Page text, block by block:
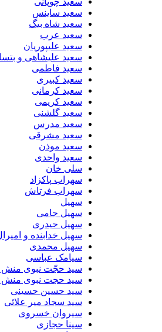
سعید ساینس
سعید شاه بیگ
سعید عرب
سعید علیپوریان
سعید علیشاهی و بتسابه
سعید فاطمی
سعید کبیری
سعید کرمانی
سعید کریمی
سعید گلشنی
سعید مدرس
سعید مشرقی
سعید موذن
سعید واحدی
سلی خان
سهراب پاکزاد
سهراب فرتاش
سهیل جامی
سهیل حیدری
سهیل خدابنده و امیرال و طرفه
سهیل محمدی
سیامک عباسی
سید حجّت نبوی منش «کاوه»
سید حجت نبوی منش ( کاوه )
سید حسین حسینى
سید سجاد میر علائی
سیروان خسروی
سینا حجازی